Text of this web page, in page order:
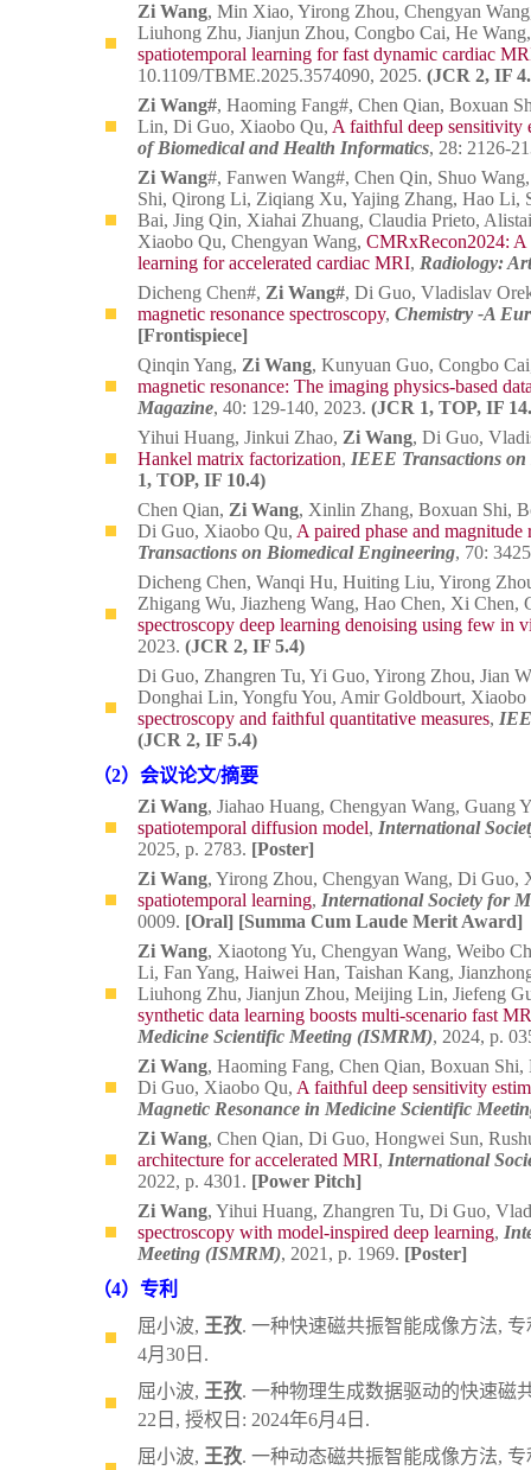
Zi Wang, Min Xiao, Yirong Zhou, Chengyan
Liuhong Zhu, Jianjun Zhou, Congbo Cai, He
spatiotemporal learning for fast dynamic cardiac
10.1109/TBME.2025.3574090, 2025. (JCR 2, IF
Zi Wang#, Haoming Fang#, Chen Qian, Boxuan
Lin, Di Guo, Xiaobo Qu, A faithful deep sensitivity
of Biomedical and Health Informatics, 28: 2126-
Zi Wang#, Fanwen Wang#, Chen Qin, Shuo
Shi, Qirong Li, Ziqiang Xu, Yajing Zhang, Hao Li,
Bai, Jing Qin, Xiahai Zhuang, Claudia Prieto,
Xiaobo Qu, Chengyan Wang, CMRxRecon2024: A
learning for accelerated cardiac MRI, Radiology:
Dicheng Chen#, Zi Wang#, Di Guo, Vladislav
magnetic resonance spectroscopy, Chemistry -A
[Frontispiece]
Qinqin Yang, Zi Wang, Kunyuan Guo, Congbo
magnetic resonance: The imaging physics-based
Magazine, 40: 129-140, 2023. (JCR 1, TOP, IF
Yihui Huang, Jinkui Zhao, Zi Wang, Di Guo,
Hankel matrix factorization, IEEE Transactions on
1, TOP, IF 10.4)
Chen Qian, Zi Wang, Xinlin Zhang, Boxuan Shi,
Di Guo, Xiaobo Qu, A paired phase and
Transactions on Biomedical Engineering, 70:
Dicheng Chen, Wanqi Hu, Huiting Liu, Yirong
Zhigang Wu, Jiazheng Wang, Hao Chen, Xi
spectroscopy deep learning denoising using few in
2023. (JCR 2, IF 5.4)
Di Guo, Zhangren Tu, Yi Guo, Yirong Zhou, Jian
Donghai Lin, Yongfu You, Amir Goldbourt,
spectroscopy and faithful quantitative measures,
(JCR 2, IF 5.4)
（2）会议论文/摘要
Zi Wang, Jiahao Huang, Chengyan Wang, Guang
spatiotemporal diffusion model, International
2025, p. 2783. [Poster]
Zi Wang, Yirong Zhou, Chengyan Wang, Di Guo,
spatiotemporal learning, International Society for
0009. [Oral] [Summa Cum Laude Merit Award]
Zi Wang, Xiaotong Yu, Chengyan Wang, Weibo
Li, Fan Yang, Haiwei Han, Taishan Kang,
Liuhong Zhu, Jianjun Zhou, Meijing Lin, Jiefeng
synthetic data learning boosts multi-scenario fast
Medicine Scientific Meeting (ISMRM), 2024, p.
Zi Wang, Haoming Fang, Chen Qian, Boxuan
Di Guo, Xiaobo Qu, A faithful deep sensitivity
Magnetic Resonance in Medicine Scientific
Zi Wang, Chen Qian, Di Guo, Hongwei Sun,
architecture for accelerated MRI, International
2022, p. 4301. [Power Pitch]
Zi Wang, Yihui Huang, Zhangren Tu, Di Guo,
spectroscopy with model-inspired deep learning,
Meeting (ISMRM), 2021, p. 1969. [Poster]
（4）专利
屈小波, 王孜. 一种快速磁共振智能成像方法, 专
4月30日.
屈小波, 王孜. 一种物理生成数据驱动的快速磁
22日, 授权日: 2024年6月4日.
屈小波, 王孜. 一种动态磁共振智能成像方法, 专